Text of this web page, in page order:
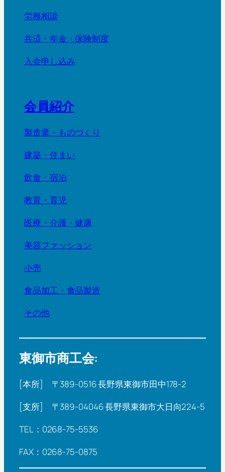
労務相談
共済・年金・保険制度
入会申し込み
会員紹介
製造業・ものづくり
建築・住まい
飲食・宿泊
教育・育児
医療・介護・健康
美容ファッション
小売
食品加工・食品製造
その他
東御市商工会:
[本所] 〒389-0516 長野県東御市田中178-2
[支所] 〒389-04046 長野県東御市大日向224-5
TEL：0268-75-5536
FAX：0268-75-0875